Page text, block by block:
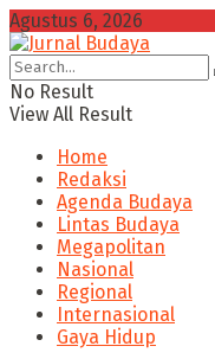
Agustus 6, 2026
No Result
View All Result
Home
Redaksi
Agenda Budaya
Lintas Budaya
Megapolitan
Nasional
Regional
Internasional
Gaya Hidup